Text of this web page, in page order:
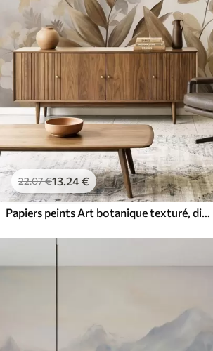
22.07€13.24€
Papiers peints Art botanique texturé, diverses plantes et feuilles dans des tons de marron et de beige